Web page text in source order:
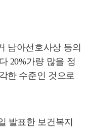
남아선호사상 등의
20%가량 많을 정
한 수준인 것으로
발표한 보건복지